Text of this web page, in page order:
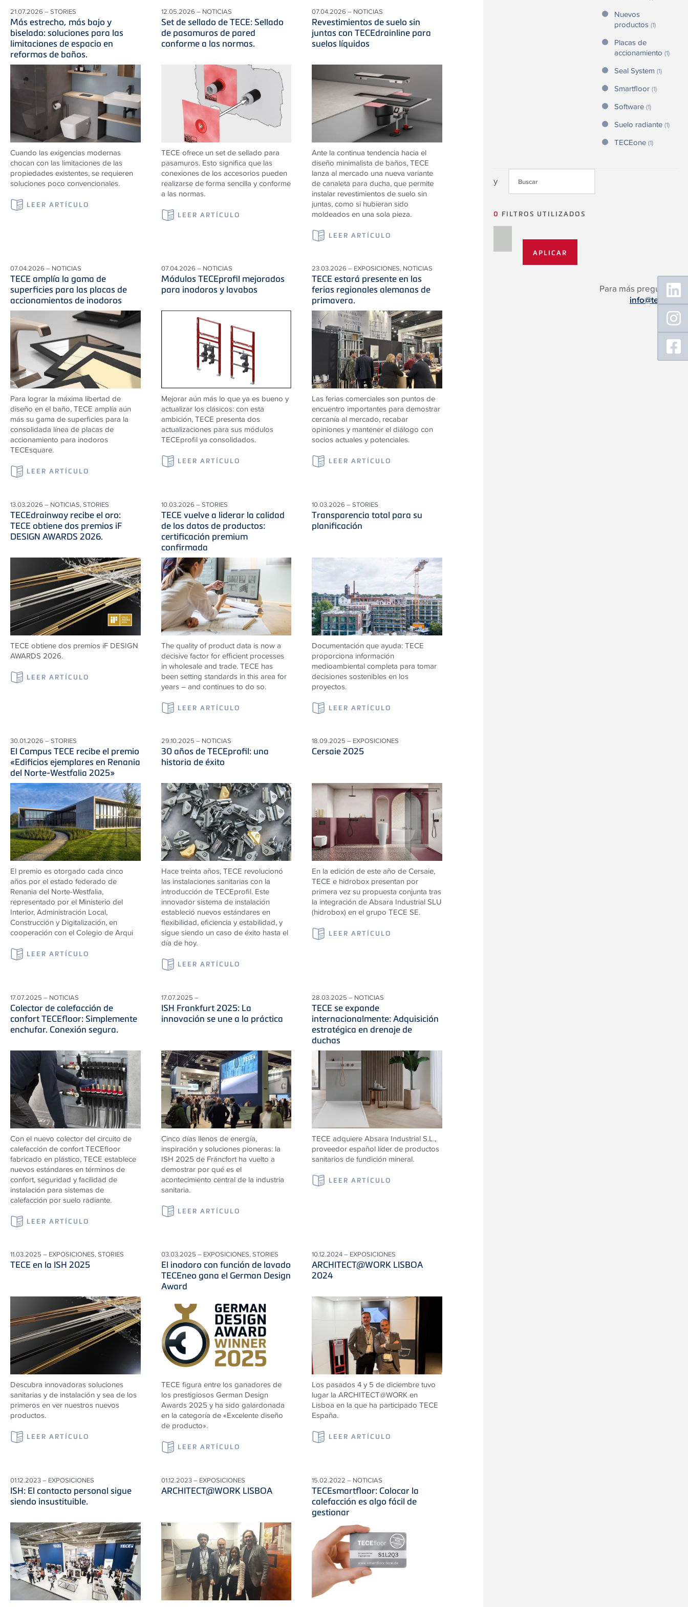
Nuevos
productos (1)
Placas de
accionamiento (1)
Seal System (1)
Smartfloor (1)
Software (1)
Suelo radiante (1)
TECEone (1)
y
0 FILTROS UTILIZADOS
Para más preguntas:
info@tece.es
21.07.2026 – STORIES
Más estrecho, más bajo y
biselado: soluciones para las
limitaciones de espacio en
reformas de baños.
Cuando las exigencias modernas
chocan con las limitaciones de las
propiedades existentes, se requieren
soluciones poco convencionales.
LEER ARTÍCULO
12.05.2026 – NOTICIAS
Set de sellado de TECE: Sellado
de pasamuros de pared
conforme a las normas.
TECE ofrece un set de sellado para
pasamuros. Esto significa que las
conexiones de los accesorios pueden
realizarse de forma sencilla y conforme
a las normas.
LEER ARTÍCULO
07.04.2026 – NOTICIAS
Revestimientos de suelo sin
juntas con TECEdrainline para
suelos líquidos
Ante la continua tendencia hacia el
diseño minimalista de baños, TECE
lanza al mercado una nueva variante
de canaleta para ducha, que permite
instalar revestimientos de suelo sin
juntas, como si hubieran sido
moldeados en una sola pieza.
LEER ARTÍCULO
07.04.2026 – NOTICIAS
TECE amplía la gama de
superficies para las placas de
accionamientos de inodoros
Para lograr la máxima libertad de
diseño en el baño, TECE amplía aún
más su gama de superficies para la
consolidada línea de placas de
accionamiento para inodoros
TECEsquare.
LEER ARTÍCULO
07.04.2026 – NOTICIAS
Módulos TECEprofil mejorados
para inodoros y lavabos
Mejorar aún más lo que ya es bueno y
actualizar los clásicos: con esta
ambición, TECE presenta dos
actualizaciones para sus módulos
TECEprofil ya consolidados.
LEER ARTÍCULO
23.03.2026 – EXPOSICIONES, NOTICIAS
TECE estará presente en las
ferias regionales alemanas de
primavera.
Las ferias comerciales son puntos de
encuentro importantes para demostrar
cercanía al mercado, recabar
opiniones y mantener el diálogo con
socios actuales y potenciales.
LEER ARTÍCULO
13.03.2026 – NOTICIAS, STORIES
TECEdrainway recibe el oro:
TECE obtiene dos premios iF
DESIGN AWARDS 2026.
TECE obtiene dos premios iF DESIGN
AWARDS 2026.
LEER ARTÍCULO
10.03.2026 – STORIES
TECE vuelve a liderar la calidad
de los datos de productos:
certificación premium
confirmada
The quality of product data is now a
decisive factor for efficient processes
in wholesale and trade. TECE has
been setting standards in this area for
years – and continues to do so.
LEER ARTÍCULO
10.03.2026 – STORIES
Transparencia total para su
planificación
Documentación que ayuda: TECE
proporciona información
medioambiental completa para tomar
decisiones sostenibles en los
proyectos.
LEER ARTÍCULO
30.01.2026 – STORIES
El Campus TECE recibe el premio
«Edificios ejemplares en Renania
del Norte-Westfalia 2025»
El premio es otorgado cada cinco
años por el estado federado de
Renania del Norte-Westfalia,
representado por el Ministerio del
Interior, Administración Local,
Construcción y Digitalización, en
cooperación con el Colegio de Arqui
LEER ARTÍCULO
29.10.2025 – NOTICIAS
30 años de TECEprofil: una
historia de éxito
Hace treinta años, TECE revolucionó
las instalaciones sanitarias con la
introducción de TECEprofil. Este
innovador sistema de instalación
estableció nuevos estándares en
flexibilidad, eficiencia y estabilidad, y
sigue siendo un caso de éxito hasta el
día de hoy.
LEER ARTÍCULO
18.09.2025 – EXPOSICIONES
Cersaie 2025
En la edición de este año de Cersaie,
TECE e hidrobox presentan por
primera vez su propuesta conjunta tras
la integración de Absara Industrial SLU
(hidrobox) en el grupo TECE SE.
LEER ARTÍCULO
17.07.2025 – NOTICIAS
Colector de calefacción de
confort TECEfloor: Simplemente
enchufar. Conexión segura.
Con el nuevo colector del circuito de
calefacción de confort TECEfloor
fabricado en plástico, TECE establece
nuevos estándares en términos de
confort, seguridad y facilidad de
instalación para sistemas de
calefacción por suelo radiante.
LEER ARTÍCULO
17.07.2025 –
ISH Frankfurt 2025: La
innovación se une a la práctica
Cinco días llenos de energía,
inspiración y soluciones pioneras: la
ISH 2025 de Fráncfort ha vuelto a
demostrar por qué es el
acontecimiento central de la industria
sanitaria.
LEER ARTÍCULO
28.03.2025 – NOTICIAS
TECE se expande
internacionalmente: Adquisición
estratégica en drenaje de
duchas
TECE adquiere Absara Industrial S.L.,
proveedor español líder de productos
sanitarios de fundición mineral.
LEER ARTÍCULO
11.03.2025 – EXPOSICIONES, STORIES
TECE en la ISH 2025
Descubra innovadoras soluciones
sanitarias y de instalación y sea de los
primeros en ver nuestros nuevos
productos.
LEER ARTÍCULO
03.03.2025 – EXPOSICIONES, STORIES
El inodoro con función de lavado
TECEneo gana el German Design
Award
TECE figura entre los ganadores de
los prestigiosos German Design
Awards 2025 y ha sido galardonada
en la categoría de «Excelente diseño
de producto».
LEER ARTÍCULO
10.12.2024 – EXPOSICIONES
ARCHITECT@WORK LISBOA
2024
Los pasados 4 y 5 de diciembre tuvo
lugar la ARCHITECT@WORK en
Lisboa en la que ha participado TECE
España.
LEER ARTÍCULO
01.12.2023 – EXPOSICIONES
ISH: El contacto personal sigue
siendo insustituible.
01.12.2023 – EXPOSICIONES
ARCHITECT@WORK LISBOA
15.02.2022 – NOTICIAS
TECEsmartfloor: Colocar la
calefacción es algo fácil de
gestionar
Floating
Sidebar